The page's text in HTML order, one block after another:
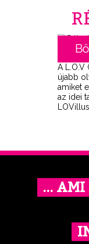
A L.O.V
újabb
amiket
az idei
… AMI